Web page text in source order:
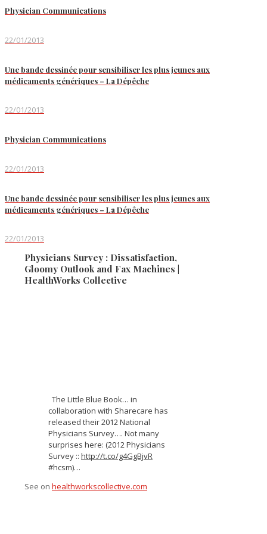
Physician Communications
22/01/2013
Une bande dessinée pour sensibiliser les plus jeunes aux
médicaments génériques – La Dépêche
22/01/2013
Physician Communications
22/01/2013
Une bande dessinée pour sensibiliser les plus jeunes aux
médicaments génériques – La Dépêche
22/01/2013
Physicians Survey : Dissatisfaction,
Gloomy Outlook and Fax Machines |
HealthWorks Collective
The Little Blue Book… in
collaboration with Sharecare has
released their 2012 National
Physicians Survey…. Not many
surprises here: (2012 Physicians
Survey :: http://t.co/g4GgBjvR
#hcsm)…
See on healthworkscollective.com